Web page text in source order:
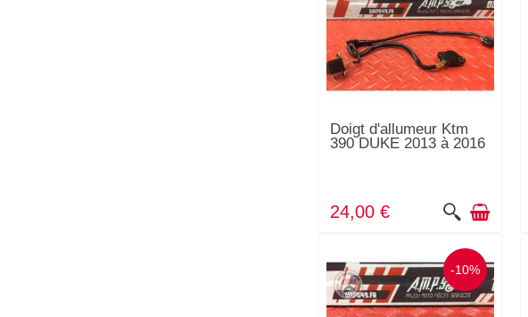
Doigt d'allumeur Ktm
390 DUKE 2013 à 2016
24,00 €
-10%